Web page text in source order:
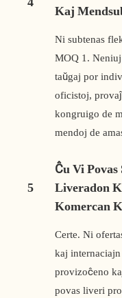
Kaj
Ni subtenas
MOQ 1.
taŭgaj por
oficistoj,
kongruigo de
mendoj de
5
Ĉu Vi
Liveradon
Komercan
Certe. Ni
kaj
provizoĉeno
povas liveri